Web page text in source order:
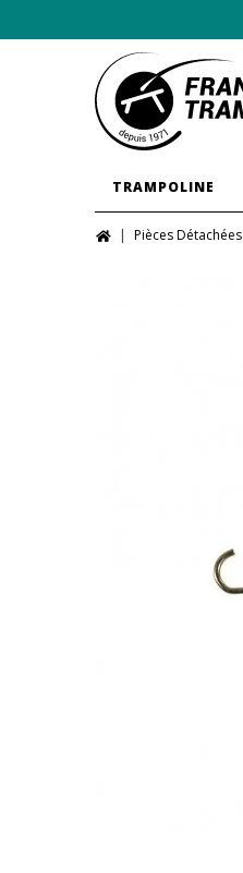
TRAMPOLINE
Pièces Détachées